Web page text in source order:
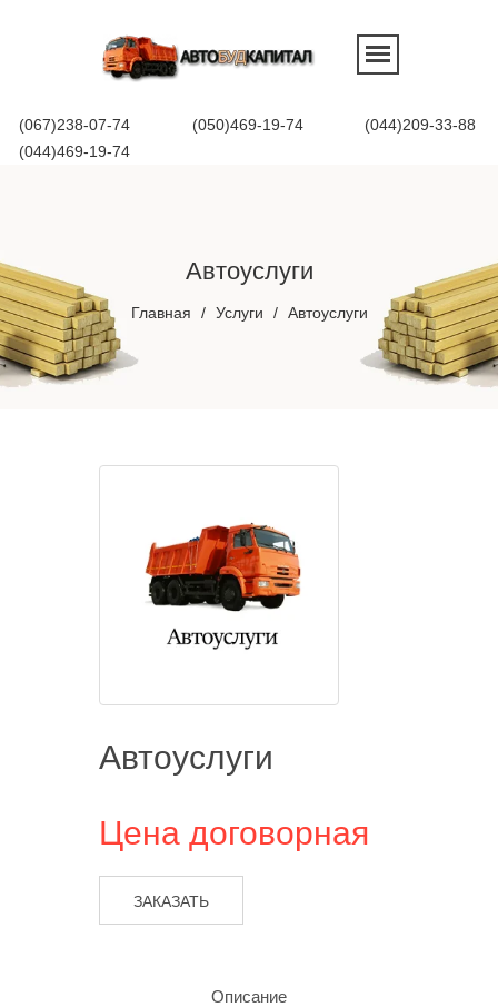
(067)238-07-74 (050)469-19-74
(044)209-33-88
(044)469-19-74
Автоуслуги
Главная / Услуги / Автоуслуги
Автоуслуги
Цена договорная
ЗАКАЗАТЬ
Описание